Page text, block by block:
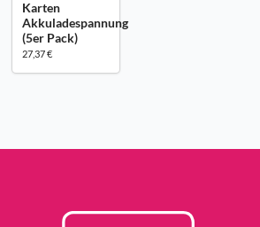
Karten
Akkuladespannung
(5er Pack)
27,37 €